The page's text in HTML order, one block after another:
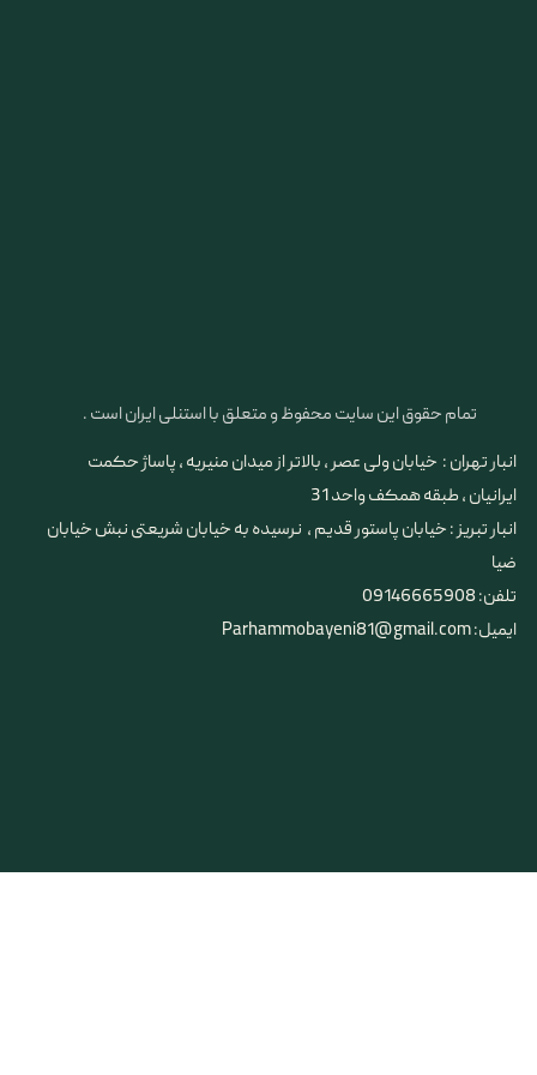
تمام حقوق این سایت محفوظ و متعلق با استنلی ایران است .
انبار تهران : خیابان ولی عصر ، بالاتر از میدان منیریه ، پاساژ حکمت
ایرانیان ، طبقه همکف واحد 31
​​​​​​​انبار تبریز : خیابان پاستور قدیم ، نرسیده به خیابان شریعتی نبش خیابان
ضیا
تلفن: 09146665908
ایمیل: Parhammobayeni81@gmail.com